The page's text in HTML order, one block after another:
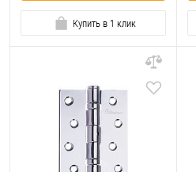
Купить в 1 клик